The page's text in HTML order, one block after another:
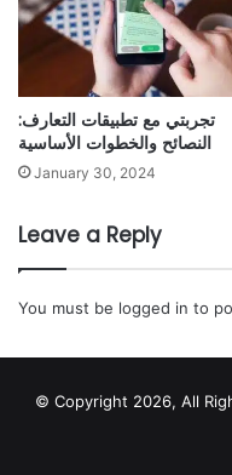
تجربتي مع تطبيقات التعارف:
النصائح والخطوات الأساسية
January 30, 2024
Leave a Reply
You must be logged in to
© Copyright 2026, All